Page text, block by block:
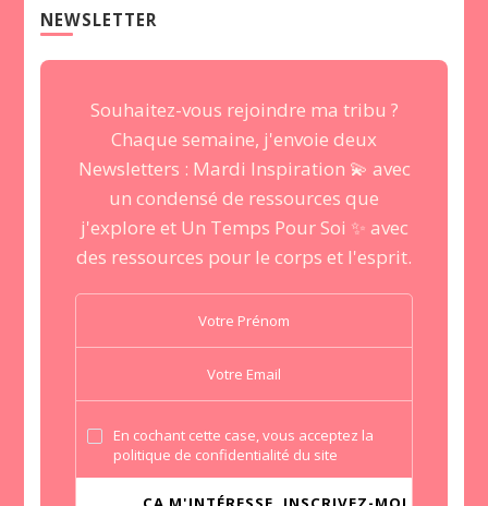
NEWSLETTER
Souhaitez-vous rejoindre ma tribu ?
Chaque semaine, j'envoie deux
Newsletters : Mardi Inspiration 💫 avec
un condensé de ressources que
j'explore et Un Temps Pour Soi ✨ avec
des ressources pour le corps et l'esprit.
En cochant cette case, vous acceptez la
politique de confidentialité du site